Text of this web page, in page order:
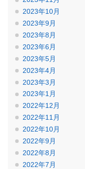
2023年10月
2023年9月
2023年8月
2023年6月
2023年5月
2023年4月
2023年3月
2023年1月
2022年12月
2022年11月
2022年10月
2022年9月
2022年8月
2022年7月